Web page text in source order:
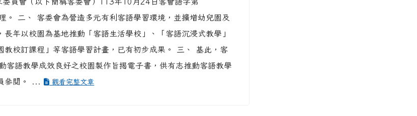
員會（以下簡稱客委會）113年10月24日客會語字第
。 二、 客委會為營造多元有利客語學習環境，並擴增幼兒園及
長年以校園為基地推動「客語生活學校」、「客語沉浸式教學」
教校訂課程」等客語學習計畫，已有初步成果。 三、 基此，客
客語教學成效良好之校園製作旨揭電子書，供有志推動客語教學
參閱。 ...
觀看完整文章